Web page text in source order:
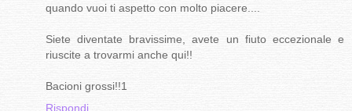
quando vuoi ti aspetto con molto piacere....
Siete diventate bravissime, avete un fiuto eccezionale e
riuscite a trovarmi anche qui!!
Bacioni grossi!!1
Rispondi